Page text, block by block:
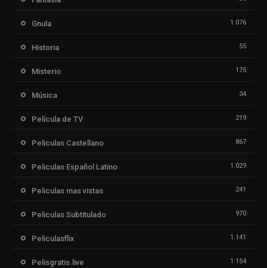
Gnula 1.076
Historia 55
Misterio 175
Música 34
Película de TV 219
Peliculas Castellano 867
Peliculas Español Latino 1.029
Peliculas mas vistas 241
Peliculas Subtitulado 970
Peliculasflix 1.141
Pelisgratis.live 1.154